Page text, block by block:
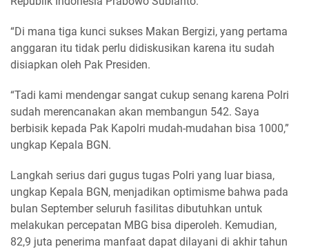
“Di mana tiga kunci sukses Makan Bergizi, yang pertama
anggaran itu tidak perlu didiskusikan karena itu sudah
disiapkan oleh Pak Presiden.
“Tadi kami mendengar sangat cukup senang karena Polri
sudah merencanakan akan membangun 542. Saya
berbisik kepada Pak Kapolri mudah-mudahan bisa 1000,”
ungkap Kepala BGN.
Langkah serius dari gugus tugas Polri yang luar biasa,
ungkap Kepala BGN, menjadikan optimisme bahwa pada
bulan September seluruh fasilitas dibutuhkan untuk
melakukan percepatan MBG bisa diperoleh. Kemudian,
82,9 juta penerima manfaat dapat dilayani di akhir tahun